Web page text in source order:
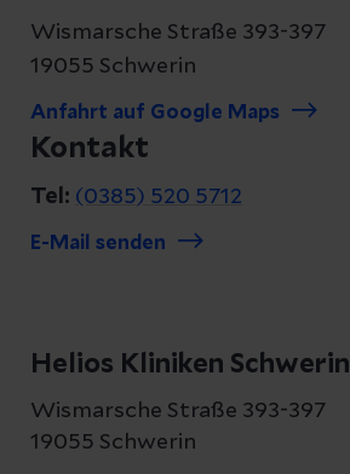
Wismarsche Straße 393-397
19055 Schwerin
Anfahrt auf Google Maps
Kontakt
Tel: (0385) 520 5712
E-Mail senden
Helios Kliniken Schwerin
Wismarsche Straße 393-397
19055 Schwerin